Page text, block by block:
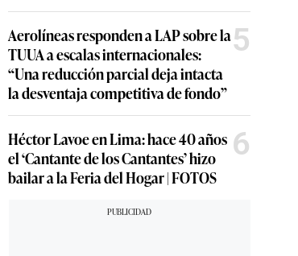
Aerolíneas responden a LAP sobre la
TUUA a escalas internacionales:
“Una reducción parcial deja intacta
la desventaja competitiva de fondo”
5
Héctor Lavoe en Lima: hace 40 años
el ‘Cantante de los Cantantes’ hizo
bailar a la Feria del Hogar | FOTOS
6